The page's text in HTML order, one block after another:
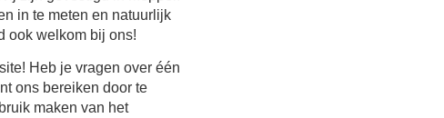
in te meten en natuurlijk
ook welkom bij ons!
Heb je vragen over één
ons bereiken door te
maken van het